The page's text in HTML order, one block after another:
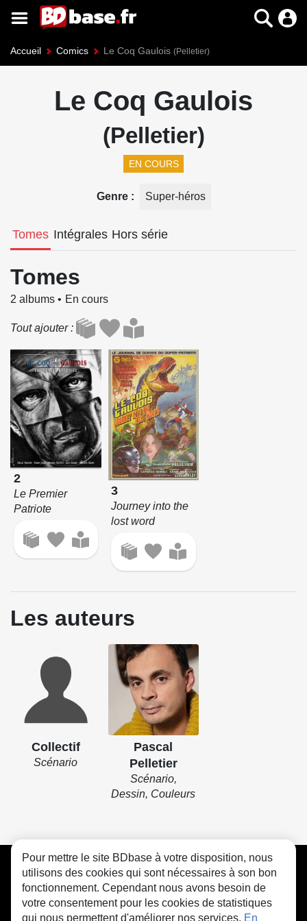
Accueil Comics Le Coq Gaulois (Pelletier)
Le Coq Gaulois
(Pelletier)
EN COURS
Genre Super-héros
Tomes Intégrales Hors série
Tomes
2 albums En cours
Tout ajouter
2
Le Premier
Patriote
3
Journey into the
lost word
Les auteurs
Collectif
Scénario
Pascal
Pelletier
Scénario,
Dessin, Couleurs
CGU FAQ Contact Cookies
Pour mettre le site BDbase à votre disposition, nous
utilisons des cookies qui sont nécessaires à son bon
fonctionnement. Cependant nous avons besoin de
votre consentement pour les cookies de statistiques
qui nous permettent d'améliorer nos services. En